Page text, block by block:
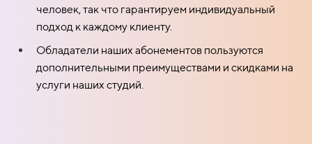
человек, так что гарантируем индивидуальный
подход к каждому клиенту.
Обладатели наших абонементов пользуются
дополнительными преимуществами и скидками на
услуги наших студий.